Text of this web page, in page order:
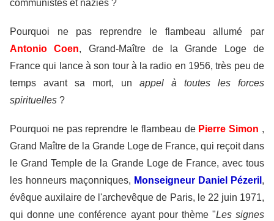
communistes et nazies ?
Pourquoi ne pas reprendre le flambeau allumé par
Antonio Coen, Grand-Maître de la Grande Loge de
France qui lance à son tour à la radio en 1956, très peu de
temps avant sa mort, un appel à toutes les forces
spirituelles ?
Pourquoi ne pas reprendre le flambeau de Pierre Simon ,
Grand Maître de la Grande Loge de France, qui reçoit dans
le Grand Temple de la Grande Loge de France, avec tous
les honneurs maçonniques, Monseigneur Daniel Pézeril ,
évêque auxilaire de l'archevêque de Paris, le 22 juin 1971,
qui donne une conférence ayant pour thème "Les signes